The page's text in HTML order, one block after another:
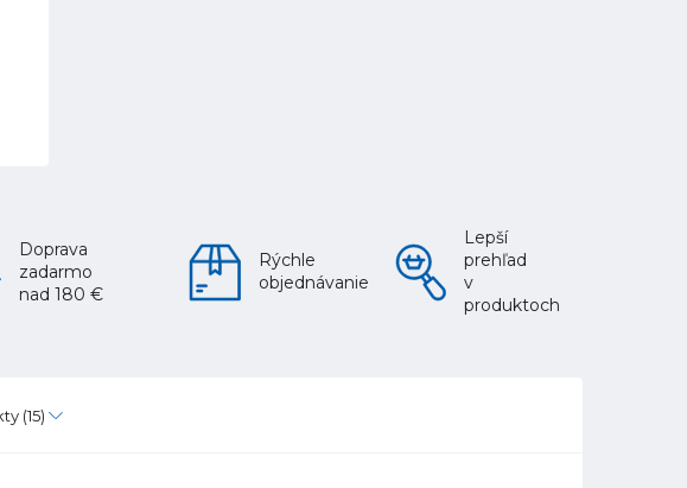
Doprava
zadarmo
nad 180 €
Rýchle
objednávanie
Lepší
prehľad
v
produktoch
(15)